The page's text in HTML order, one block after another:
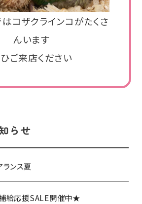
コザクラインコがたくさ
んいます
ご来店ください
らせ
ランス夏
給応援SALE開催中★